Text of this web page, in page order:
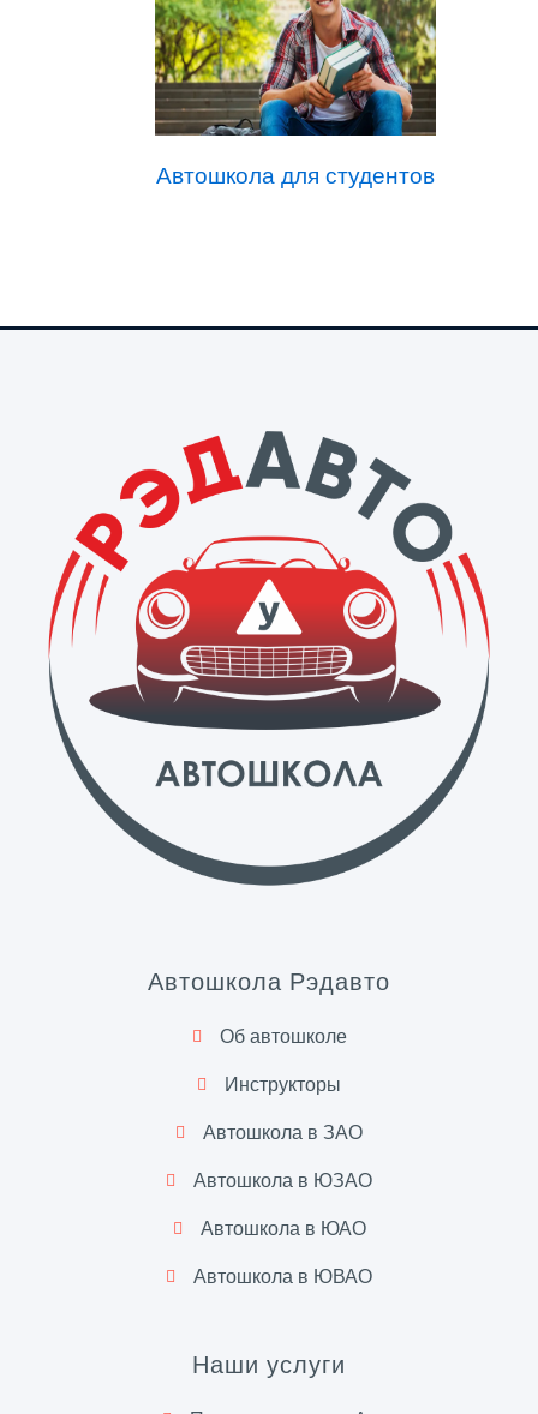
Автошкола для студентов
Автошкола Рэдавто
Об автошколе
Инструкторы
Автошкола в ЗАО
Автошкола в ЮЗАО
Автошкола в ЮАО
Автошкола в ЮВАО
Наши услуги